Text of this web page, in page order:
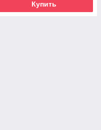
Купить